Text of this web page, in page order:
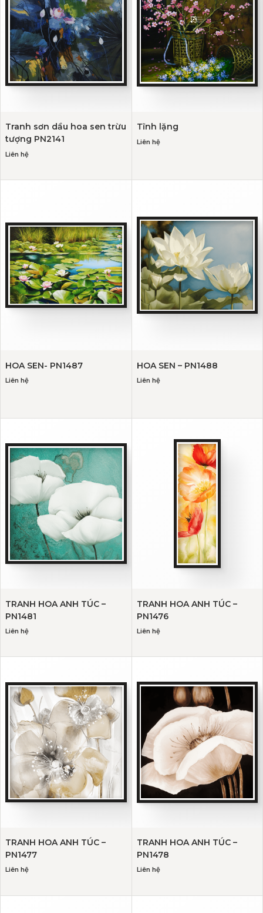
Tranh sơn dầu hoa sen trừu
tượng PN2141
Liên hệ
Tĩnh lặng
Liên hệ
HOA SEN- PN1487
Liên hệ
HOA SEN – PN1488
Liên hệ
TRANH HOA ANH TÚC –
PN1481
Liên hệ
TRANH HOA ANH TÚC –
PN1476
Liên hệ
TRANH HOA ANH TÚC –
PN1477
Liên hệ
TRANH HOA ANH TÚC –
PN1478
Liên hệ